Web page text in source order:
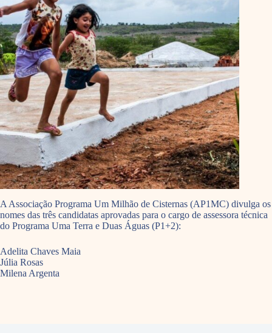
A Associação Programa Um Milhão de Cisternas (AP1MC) divulga os
nomes das três candidatas aprovadas para o cargo de assessora técnica
do Programa Uma Terra e Duas Águas (P1+2):
Adelita Chaves Maia
Júlia Rosas
Milena Argenta